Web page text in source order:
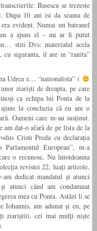
Basescu se trezeste
Dupa 10 ani isi da seama de
evident. Numai un batranel
a ajuns el – nu ar fi putut
stiti Dvs: materialul acela
cu siguranta, il are in “ranita”
Udrea e… “nationalista” (
ziariști de dreapta, pe care
ca echipa lui Ponta de la
la concluzia că eu am o
Oameni care m-au susținut.
dat-o afară de pe lista de la
Cristi Preda cu declarația
European”, m-a
o recunosc. Nu întotdeauna
revistei 22, luați articole,
dedicat mandatul și atunci
atunci când am condamnat
mea cu Ponta. Astăzi li se
Iohannis, am adunat și eu, pe
ziariștiii, cei mai mulți niște